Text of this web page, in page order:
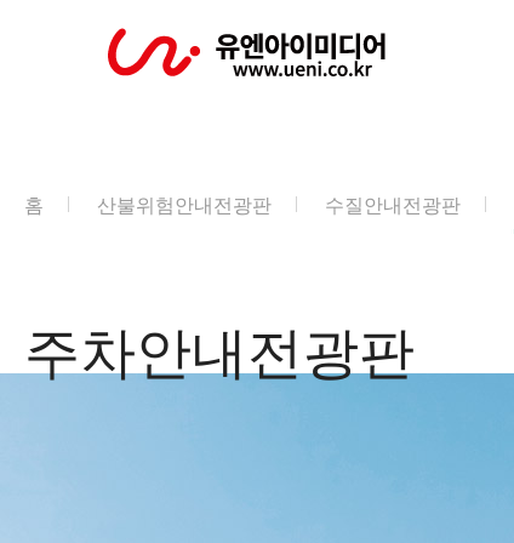
홈 산불위험안내전광판 수질안내전광판
주차안내전광판